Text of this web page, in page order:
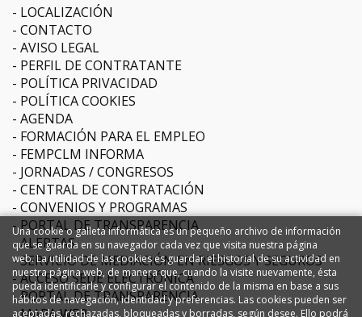
LOCALIZACIÓN
CONTACTO
AVISO LEGAL
PERFIL DE CONTRATANTE
POLÍTICA PRIVACIDAD
POLÍTICA COOKIES
AGENDA
FORMACIÓN PARA EL EMPLEO
FEMPCLM INFORMA
JORNADAS / CONGRESOS
CENTRAL DE CONTRATACIÓN
CONVENIOS Y PROGRAMAS
PORTAL DE TRANSPARENCIA
ALERTAS
SERVICIO DE MEDIACIÓN EN RIESGOS Y SEGUROS
ACCESO SEDE ELECTRÓNICA
PORTAL DE TRANSPARENCIA
Una cookie o galleta informática es un pequeño archivo de información
que se guarda en su navegador cada vez que visita nuestra página
web. La utilidad de las cookies es guardar el historial de su actividad en
nuestra página web, de manera que, cuando la visite nuevamente, ésta
pueda identificarle y configurar el contenido de la misma en base a sus
hábitos de navegación, identidad y preferencias. Las cookies pueden ser
aceptadas, rechazadas, bloqueadas y borradas, según desee. Ello podrá